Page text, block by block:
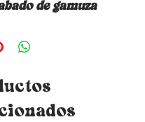
de gamuza